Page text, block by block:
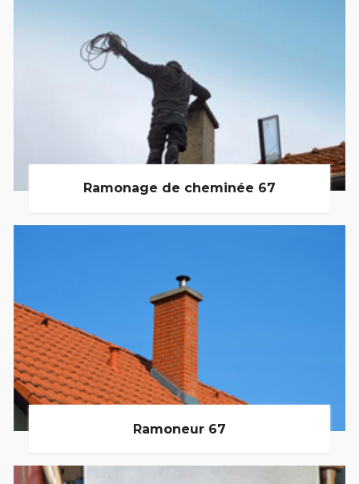
Ramonage de cheminée 67
Ramoneur 67